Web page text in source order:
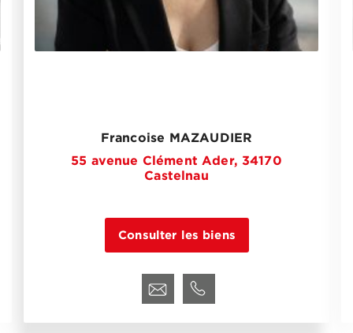
Francoise MAZAUDIER
55 avenue Clément Ader, 34170
Castelnau
Consulter les biens